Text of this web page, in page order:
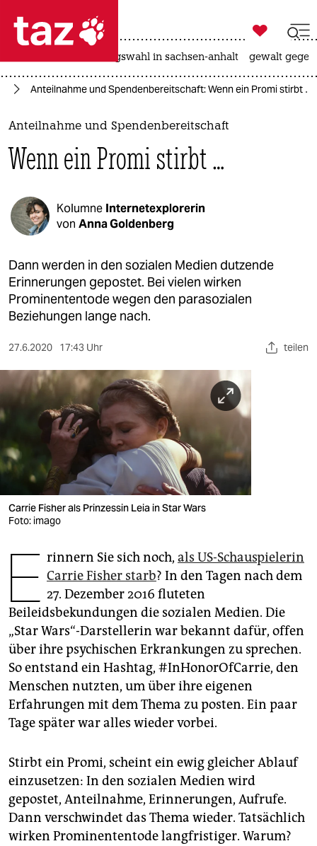
 taz zahl ich
taz zahl ich
themen
politik
öko
gesellschaft
kultur
sport
berlin
nord
wahrheit
verlag
verlag
veranstaltungen
shop
fragen & hilfe
unterstützen
abo
genossenschaft
epaper login

taz zahl ich
landtagswahl in sachsen-anhalt gewalt
Anteilnahme und Spendenbereitschaft: Wenn ein Promi stirbt …
Anteilnahme und Spendenbereitschaft
Wenn ein Promi stirbt …
Kolumne Internetexplorerin
von Anna Goldenberg
Dann werden in den sozialen Medien dutzende
Erinnerungen gepostet. Bei vielen wirken
Prominententode wegen den parasozialen
Beziehungen lange nach.
27.6.2020 17:43 Uhr teilen
Carrie Fisher als Prinzessin Leia in Star Wars
Foto: imago
E rinnern Sie sich noch, als US-Schauspielerin
Carrie Fisher starb? In den Tagen nach dem
27. Dezember 2016 fluteten
Beileidsbekundungen die sozialen Medien. Die
„Star Wars“-Darstellerin war bekannt dafür, offen
über ihre psychischen Erkrankungen zu sprechen.
So entstand ein Hashtag, #InHonorOfCarrie, den
Menschen nutzten, um über ihre eigenen
Erfahrungen mit dem Thema zu posten. Ein paar
Tage später war alles wieder vorbei.
Stirbt ein Promi, scheint ein ewig gleicher Ablauf
einzusetzen: In den sozialen Medien wird
gepostet, Anteilnahme, Erinnerungen, Aufrufe.
Dann verschwindet das Thema wieder. Tatsächlich
wirken Prominententode langfristiger. Warum?